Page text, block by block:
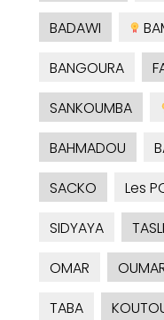
BADAWI
BANGOURA
SANKOUMBA
BAHMADOU
SACKO
Les
SIDYAYA
OMAR
TABA